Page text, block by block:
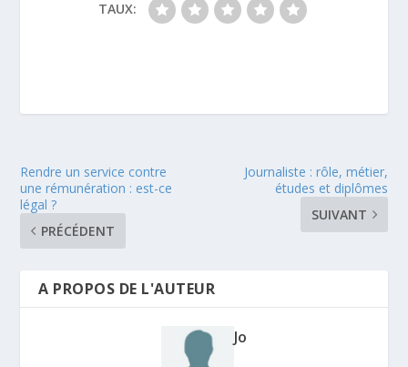
TAUX:
Rendre un service contre
une rémunération : est-ce
légal ?
PRÉCÉDENT
Journaliste : rôle, métier,
études et diplômes
SUIVANT
A PROPOS DE L'AUTEUR
Jo